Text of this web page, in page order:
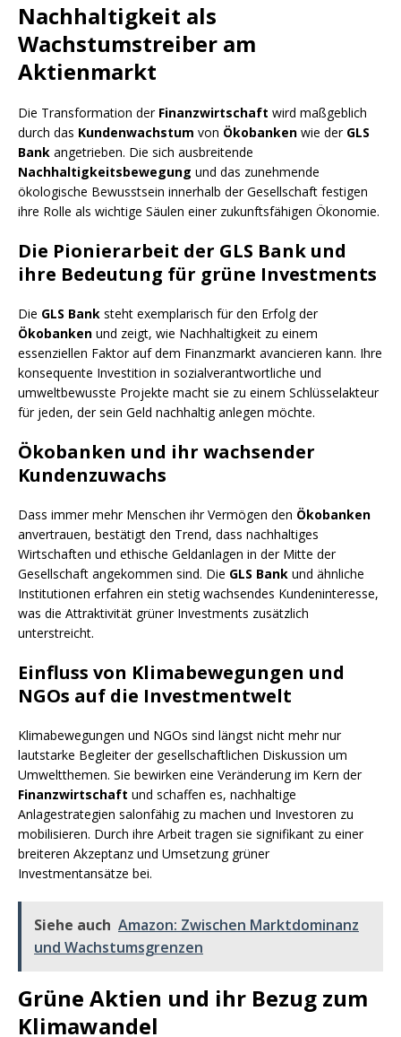
Nachhaltigkeit als
Wachstumstreiber am
Aktienmarkt
Die Transformation der Finanzwirtschaft wird maßgeblich
durch das Kundenwachstum von Ökobanken wie der GLS
Bank angetrieben. Die sich ausbreitende
Nachhaltigkeitsbewegung und das zunehmende
ökologische Bewusstsein innerhalb der Gesellschaft festigen
ihre Rolle als wichtige Säulen einer zukunftsfähigen Ökonomie.
Die Pionierarbeit der GLS Bank und
ihre Bedeutung für grüne Investments
Die GLS Bank steht exemplarisch für den Erfolg der
Ökobanken und zeigt, wie Nachhaltigkeit zu einem
essenziellen Faktor auf dem Finanzmarkt avancieren kann. Ihre
konsequente Investition in sozialverantwortliche und
umweltbewusste Projekte macht sie zu einem Schlüsselakteur
für jeden, der sein Geld nachhaltig anlegen möchte.
Ökobanken und ihr wachsender
Kundenzuwachs
Dass immer mehr Menschen ihr Vermögen den Ökobanken
anvertrauen, bestätigt den Trend, dass nachhaltiges
Wirtschaften und ethische Geldanlagen in der Mitte der
Gesellschaft angekommen sind. Die GLS Bank und ähnliche
Institutionen erfahren ein stetig wachsendes Kundeninteresse,
was die Attraktivität grüner Investments zusätzlich
unterstreicht.
Einfluss von Klimabewegungen und
NGOs auf die Investmentwelt
Klimabewegungen und NGOs sind längst nicht mehr nur
lautstarke Begleiter der gesellschaftlichen Diskussion um
Umweltthemen. Sie bewirken eine Veränderung im Kern der
Finanzwirtschaft und schaffen es, nachhaltige
Anlagestrategien salonfähig zu machen und Investoren zu
mobilisieren. Durch ihre Arbeit tragen sie signifikant zu einer
breiteren Akzeptanz und Umsetzung grüner
Investmentansätze bei.
Siehe auch Amazon: Zwischen Marktdominanz
und Wachstumsgrenzen
Grüne Aktien und ihr Bezug zum
Klimawandel